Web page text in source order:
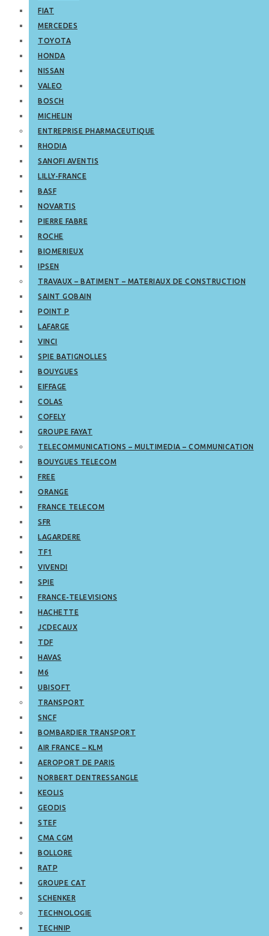
FIAT
MERCEDES
TOYOTA
HONDA
NISSAN
VALEO
BOSCH
MICHELIN
ENTREPRISE PHARMACEUTIQUE
RHODIA
SANOFI AVENTIS
LILLY-FRANCE
BASF
NOVARTIS
PIERRE FABRE
ROCHE
BIOMERIEUX
IPSEN
TRAVAUX – BATIMENT – MATERIAUX DE CONSTRUCTION
SAINT GOBAIN
POINT P
LAFARGE
VINCI
SPIE BATIGNOLLES
BOUYGUES
EIFFAGE
COLAS
COFELY
GROUPE FAYAT
TELECOMMUNICATIONS – MULTIMEDIA – COMMUNICATION
BOUYGUES TELECOM
FREE
ORANGE
FRANCE TELECOM
SFR
LAGARDERE
TF1
VIVENDI
SPIE
FRANCE-TELEVISIONS
HACHETTE
JCDECAUX
TDF
HAVAS
M6
UBISOFT
TRANSPORT
SNCF
BOMBARDIER TRANSPORT
AIR FRANCE – KLM
AEROPORT DE PARIS
NORBERT DENTRESSANGLE
KEOLIS
GEODIS
STEF
CMA CGM
BOLLORE
RATP
GROUPE CAT
SCHENKER
TECHNOLOGIE
TECHNIP